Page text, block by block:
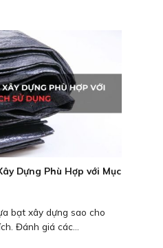
Dựng Phù Hợp với Mục
bạt xây dựng sao cho
Đánh giá các...